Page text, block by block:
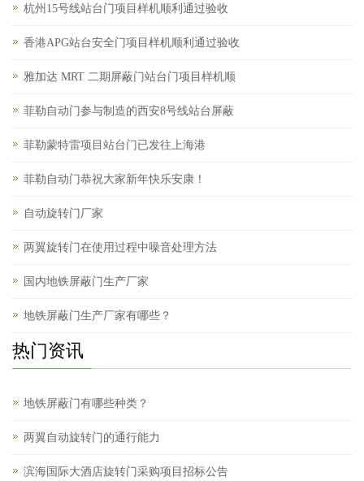
杭州15号线站台门项目样机顺利通过验收
香港APG站台安全门项目样机顺利通过验收
雅加达 MRT 二期屏蔽门站台门项目样机顺
菲勒自动门参与制造的西安8号线站台屏蔽
菲勒蒙特雷项目站台门已发往上海港
菲勒自动门恭祝大家新年快乐安康！
自动旋转门厂家
两翼旋转门在使用过程中噪音处理方法
国内地铁屏蔽门生产厂家
地铁屏蔽门生产厂家有哪些？
热门资讯
地铁屏蔽门有哪些种类？
两翼自动旋转门的通行能力
滨海国际大酒店旋转门采购项目招标公告